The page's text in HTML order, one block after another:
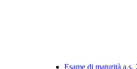
Esame di maturità a.s.